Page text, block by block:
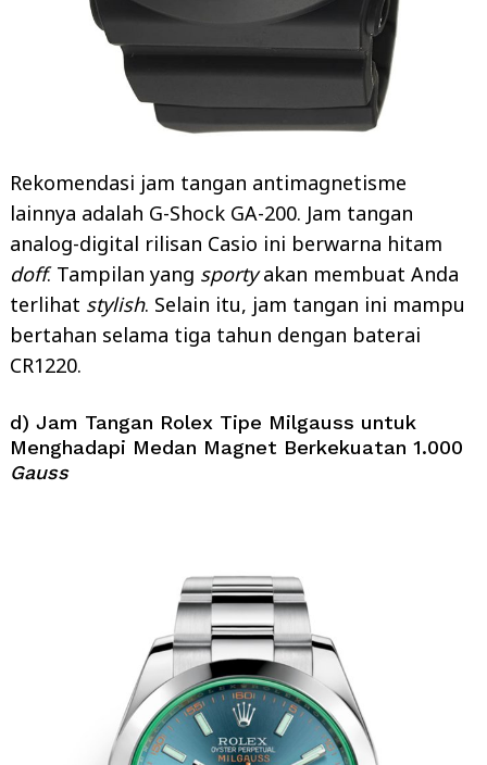
Rekomendasi jam tangan antimagnetisme
lainnya adalah G-Shock GA-200. Jam tangan
analog-digital rilisan Casio ini berwarna hitam
doff. Tampilan yang sportyakan membuat Anda
terlihat stylish. Selain itu, jam tangan ini mampu
bertahan selama tiga tahun dengan baterai
CR1220.
d) Jam Tangan Rolex Tipe Milgauss untuk
Menghadapi Medan Magnet Berkekuatan 1.000
Gauss